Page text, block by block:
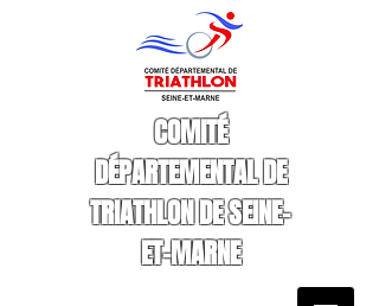
COMITÉ
DÉPARTEMENTAL DE
TRIATHLON DE SEINE-
ET-MARNE